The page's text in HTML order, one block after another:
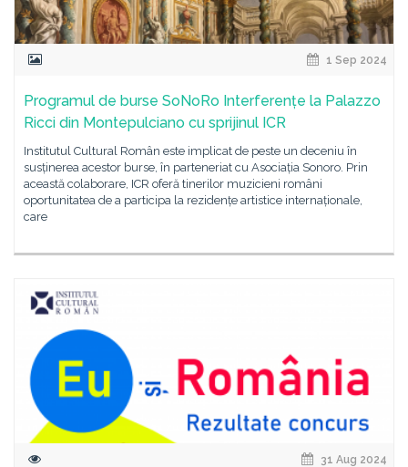
1 Sep 2024
Programul de burse SoNoRo Interferențe la Palazzo
Ricci din Montepulciano cu sprijinul ICR
Institutul Cultural Român este implicat de peste un deceniu în
susținerea acestor burse, în parteneriat cu Asociația Sonoro. Prin
această colaborare, ICR oferă tinerilor muzicieni români
oportunitatea de a participa la rezidențe artistice internaționale,
care
31 Aug 2024